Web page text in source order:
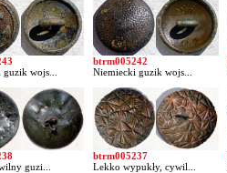
wojs...
btrm005242
Niemiecki guzik wojs...
guzi...
btrm005237
Lekko wypukły, cywil...